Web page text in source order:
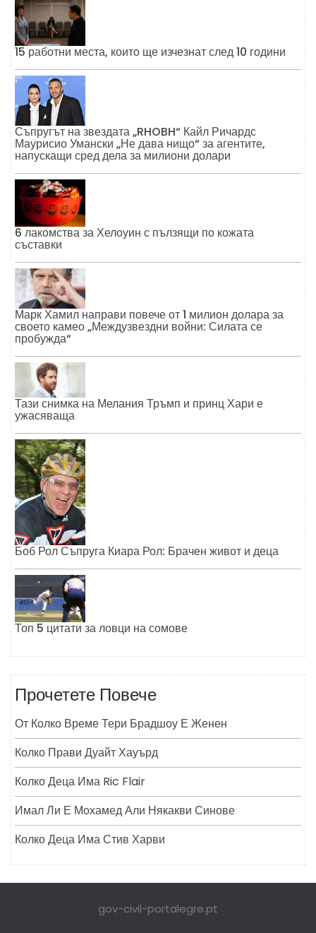
15 работни места, които ще изчезнат след 10 години
Съпругът на звездата „RHOBH“ Кайл Ричардс
Маурисио Умански „Не дава нищо“ за агентите,
напускащи сред дела за милиони долари
6 лакомства за Хелоуин с пълзящи по кожата
съставки
Марк Хамил направи повече от 1 милион долара за
своето камео „Междузвездни войни: Силата се
пробужда“
Тази снимка на Мелания Тръмп и принц Хари е
ужасяваща
Боб Рол Съпруга Киара Рол: Брачен живот и деца
Топ 5 цитати за ловци на сомове
Прочетете Повече
От Колко Време Тери Брадшоу Е Женен
Колко Прави Дуайт Хауърд
Колко Деца Има Ric Flair
Имал Ли Е Мохамед Али Някакви Синове
Колко Деца Има Стив Харви
gov-civil-portalegre.pt